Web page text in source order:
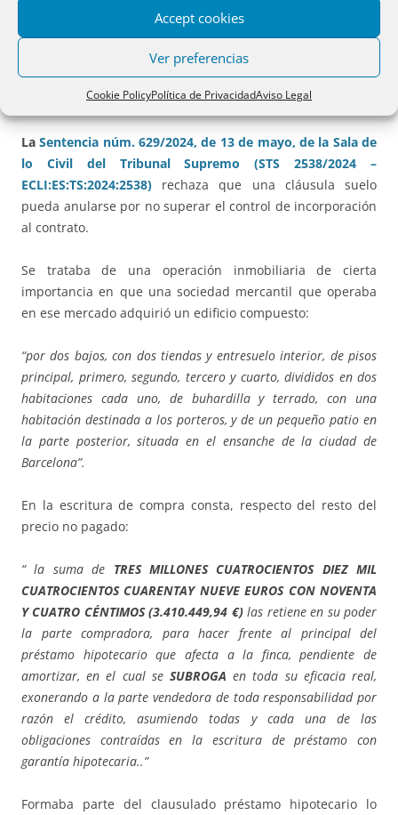
Accept cookies
Ver preferencias
Cookie PolicyPolítica de PrivacidadAviso Legal
2.-CLÁUSULA SUELO VÁLIDA EN PRÉSTAMO A
SOCIEDAD MERCANTIL
LaSentencia núm. 629/2024, de 13 de mayo, de la Sala de
lo Civil del Tribunal Supremo (STS 2538/2024 –
ECLI:ES:TS:2024:2538) rechaza que una cláusula suelo
pueda anularse por no superar el control de incorporación
al contrato.
Se trataba de una operación inmobiliaria de cierta
importancia en que una sociedad mercantil que operaba
en ese mercado adquirió un edificio compuesto:
“por dos bajos, con dos tiendas y entresuelo interior, de pisos
principal, primero, segundo, tercero y cuarto, divididos en dos
habitaciones cada uno, de buhardilla y terrado, con una
habitación destinada a los porteros, y de un pequeño patio en
la parte posterior, situada en el ensanche de la ciudad de
Barcelona”.
En la escritura de compra consta, respecto del resto del
precio no pagado:
“ la suma de TRES MILLONES CUATROCIENTOS DIEZ MIL
CUATROCIENTOS CUARENTAY NUEVE EUROS CON NOVENTA
Y CUATRO CÉNTIMOS (3.410.449,94 €)las retiene en su poder
la parte compradora, para hacer frente al principal del
préstamo hipotecario que afecta a la finca, pendiente de
amortizar, en el cual se SUBROGAen toda su eficacia real,
exonerando a la parte vendedora de toda responsabilidad por
razón el crédito, asumiendo todas y cada una de las
obligaciones contraídas en la escritura de préstamo con
garantía hipotecaria..”
Formaba parte del clausulado préstamo hipotecario lo